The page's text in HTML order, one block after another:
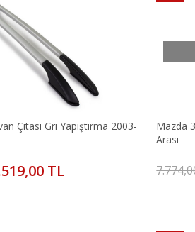
Çıtası Gri Yapıştırma 2003-
TL
Mazda
Arası